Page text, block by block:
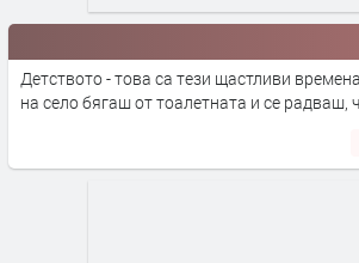
Детството - това са тези щастливи
на село бягаш от тоалетната и се радваш,